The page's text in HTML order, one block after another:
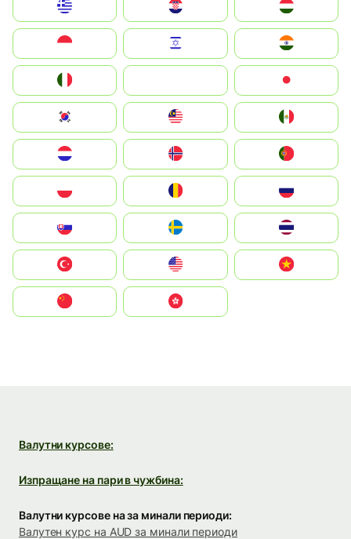
Magyarország
South Korea
United States
中國香港特別行政區
Валутни курсове:
Изпращане на пари в чужбина:
Валутни курсове на за минали периоди:
Валутен курс на AUD за минали периоди